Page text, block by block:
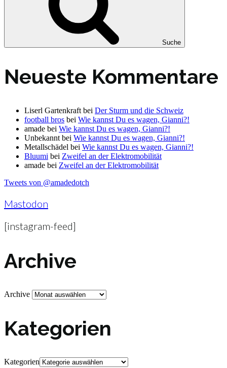
Suche
Neueste Kommentare
Liserl Gartenkraft bei Der Sturm und die Schweiz
football bros bei Wie kannst Du es wagen, Gianni?!
amade bei Wie kannst Du es wagen, Gianni?!
Unbekannt bei Wie kannst Du es wagen, Gianni?!
Metallschädel bei Wie kannst Du es wagen, Gianni?!
Bluumi bei Zweifel an der Elektromobilität
amade bei Zweifel an der Elektromobilität
Tweets von @amadedotch
Mastodon
[instagram-feed]
Archive
Archive
Kategorien
Kategorien